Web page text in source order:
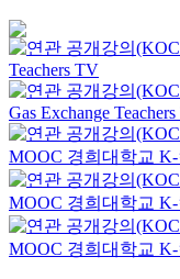
Teachers TV
Gas Exchange
MOOC 경희대학교
MOOC 경희대학교
MOOC 경희대학교